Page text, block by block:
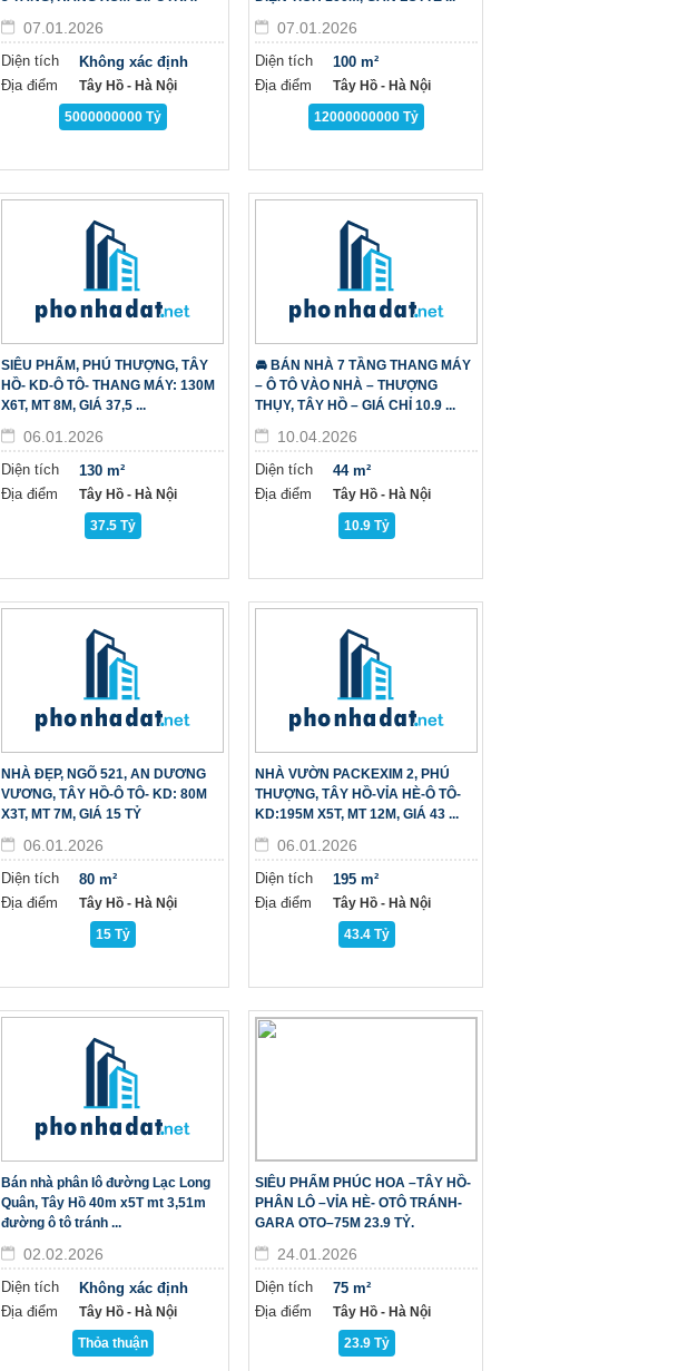
07.01.2026
Diện tích
Địa điểm
Không xác định
Tây Hồ - Hà Nội
5000000000 Tỷ
07.01.2026
Diện tích
Địa điểm
100 m²
Tây Hồ - Hà Nội
12000000000 Tỷ
SIÊU PHẨM, PHÚ THƯỢNG, TÂY
HỒ- KD-Ô TÔ- THANG MÁY: 130M
X6T, MT 8M, GIÁ 37,5 ...
06.01.2026
Diện tích
Địa điểm
130 m²
Tây Hồ - Hà Nội
37.5 Tỷ
🚘 BÁN NHÀ 7 TẦNG THANG MÁY
– Ô TÔ VÀO NHÀ – THƯỢNG
THỤY, TÂY HỒ – GIÁ CHỈ 10.9 ...
10.04.2026
Diện tích
Địa điểm
44 m²
Tây Hồ - Hà Nội
10.9 Tỷ
NHÀ ĐẸP, NGÕ 521, AN DƯƠNG
VƯƠNG, TÂY HỒ-Ô TÔ- KD: 80M
X3T, MT 7M, GIÁ 15 TỶ
06.01.2026
Diện tích
Địa điểm
80 m²
Tây Hồ - Hà Nội
15 Tỷ
NHÀ VƯỜN PACKEXIM 2, PHÚ
THƯỢNG, TÂY HỒ-VỈA HÈ-Ô TÔ-
KD:195M X5T, MT 12M, GIÁ 43 ...
06.01.2026
Diện tích
Địa điểm
195 m²
Tây Hồ - Hà Nội
43.4 Tỷ
Bán nhà phân lô đường Lạc Long
Quân, Tây Hồ 40m x5T mt 3,51m
đường ô tô tránh ...
02.02.2026
Diện tích
Địa điểm
Không xác định
Tây Hồ - Hà Nội
Thỏa thuận
SIÊU PHẨM PHÚC HOA –TÂY HỒ-
PHÂN LÔ –VỈA HÈ- OTÔ TRÁNH-
GARA OTO–75M 23.9 TỶ.
24.01.2026
Diện tích
Địa điểm
75 m²
Tây Hồ - Hà Nội
23.9 Tỷ